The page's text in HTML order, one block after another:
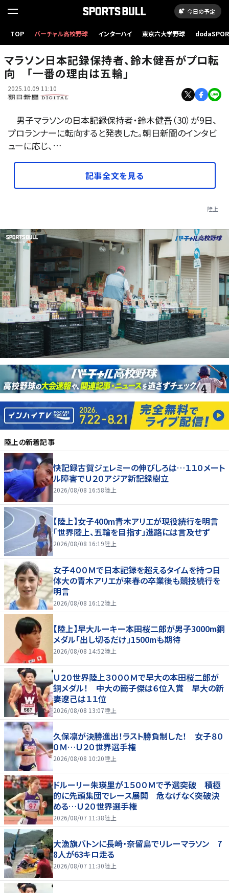
今日の予定
TOP バーチャル高校野球 インターハイ 東京六大学野球
プロ転向に際し、取材に応じる鈴木健吾=2025年10月、東京都内
マラソン日本記録保持者、鈴木健吾がプロ転
向 「一番の理由は五輪」
2025.10.09 11:10
男子マラソンの日本記録保持者・鈴木健吾（30）が9日、
プロランナーに転向すると発表した。朝日新聞のインタビ
ューに応じ、…
記事全文を見る
陸上
陸上の新着記事
快記録古賀ジェレミーの伸びしろは…１１０メート
ル障害でＵ２０アジア新記録樹立
2026/08/08 16:58陸上
【陸上】女子400m青木アリエが現役続行を明言
「世界陸上、五輪を目指す」進路には言及せず
2026/08/08 16:19陸上
女子４００Ｍで日本記録を超えるタイムを持つ日
体大の青木アリエが来春の卒業後も競技続行を
明言
2026/08/08 16:12陸上
【陸上】早大ルーキー本田桜二郎が男子3000m銅
メダル「出し切るだけ」1500mも期待
2026/08/08 14:52陸上
Ｕ２０世界陸上３０００Ｍで早大の本田桜二郎が
銅メダル！ 中大の簡子傑は６位入賞 早大の新
妻遼己は１１位
2026/08/08 13:07陸上
久保凛が決勝進出！ラスト勝負制した！ 女子８０
０Ｍ…Ｕ２０世界選手権
2026/08/08 10:20陸上
ドルーリー朱瑛里が１５００Ｍで予選突破 積極
的に先頭集団でレース展開 危なげなく突破決
める…Ｕ２０世界選手権
2026/08/07 11:38陸上
大漁旗バトンに長崎・奈留島でリレーマラソン 7
8人が63キロ走る
2026/08/07 11:30陸上